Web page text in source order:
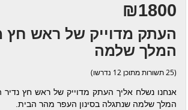
₪1800
העתק מדוייק של ראש חץ
המלך שלמה
(25 תשורות מתוכן 12 נדרשו)
אנחנו נשלח אליך העתק מדוייק של ראש חץ נדיר
המלך שלמה שנתגלה בסינון העפר מהר הבית.